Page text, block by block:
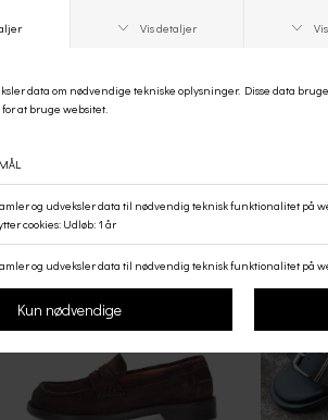
Style no.:
A7032-080